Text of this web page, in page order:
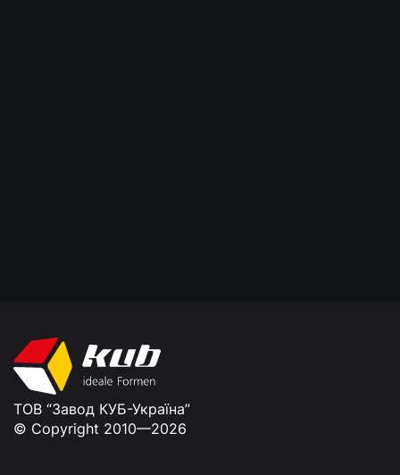
ТОВ “Завод КУБ-Україна”
© Copyright 2010—2026